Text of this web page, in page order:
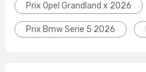
Prix Opel Grandland x 2026
Prix Bmw Serie 5 2026